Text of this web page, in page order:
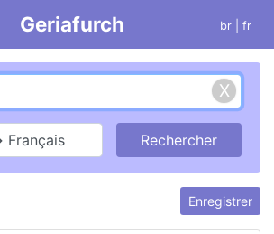
Geriafurch br | fr
Français
Enregistrer